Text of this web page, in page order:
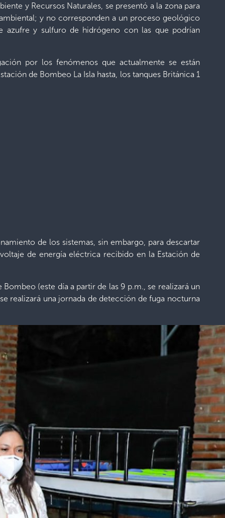
y Recursos Naturales, se presentó a la zona para
y no corresponden a un proceso geológico
azufre y sulfuro de hidrógeno con las que podrían
por los fenómenos que actualmente se están
de Bombeo La Isla hasta, los tanques Británica 1
de los sistemas, sin embargo, para descartar
de energía eléctrica recibido en la Estación de
(este día a partir de las 9 p.m., se realizará un
realizará una jornada de detección de fuga nocturna